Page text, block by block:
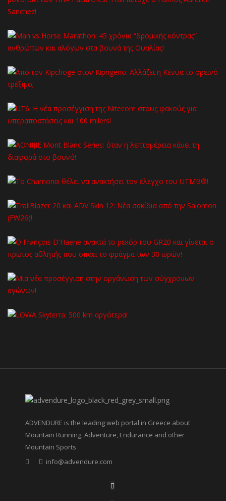
ADVENDURE is the leading web portal in Greece about
Mountain Running, Adventure, Endurance and other
Mountain Sports
info@advendure.com